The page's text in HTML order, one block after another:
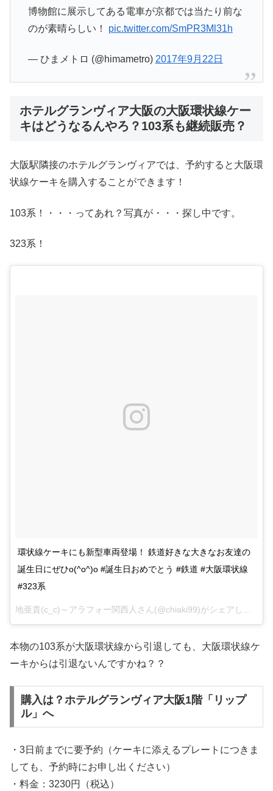
博物館に展示してある電車が京都では当たり前な
のが素晴らしい！ pic.twitter.com/SmPR3Ml31h
— ひまメトロ (@himametro) 2017年9月22日
ホテルグランヴィア大阪の大阪環状線ケー
キはどうなるんやろ？103系も継続販売？
大阪駅隣接のホテルグランヴィアでは、予約すると大阪環
状線ケーキを購入することができます！
103系！・・・ってあれ？写真が・・・探し中です。
323系！
環状線ケーキにも新型車両登場！ 鉄道好きな大きなお友達の
誕生日にぜひo(^o^)o #誕生日おめでとう #鉄道 #大阪環状線
#323系
地亜貴(c_c)～アラフォー関西人さん(@chiaki99)がシェアした投稿 –
本物の103系が大阪環状線から引退しても、大阪環状線ケ
ーキからは引退ないんですかね？？
購入は？ホテルグランヴィア大阪1階「リップ
ル」へ
・3日前までに要予約（ケーキに添えるプレートにつきま
しても、予約時にお申し出ください）
・料金：3230円（税込）